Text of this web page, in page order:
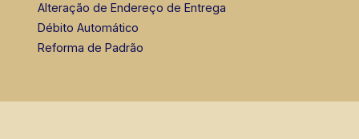
Alteração de Endereço de Entrega
Débito Automático
Reforma de Padrão